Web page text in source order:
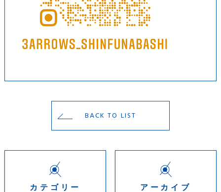
BACK TO LIST
カテゴリー アーカイブ